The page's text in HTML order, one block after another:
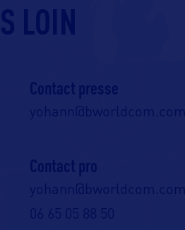
LOIN
Contact presse
yohann@bworldcom.com
Contact pro
yohann@bworldcom.com
06 65 05 88 50